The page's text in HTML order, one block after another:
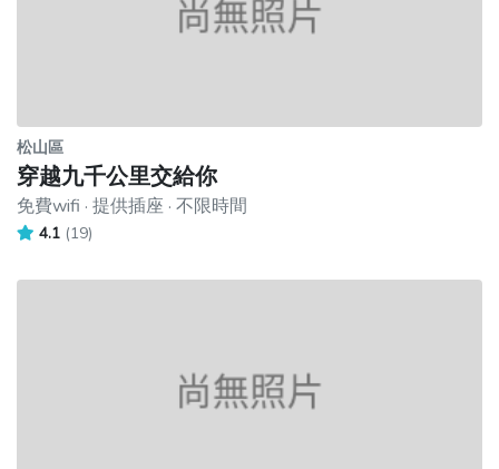
松山區
穿越九千公里交給你
免費wifi · 提供插座 · 不限時間
4.1 (19)